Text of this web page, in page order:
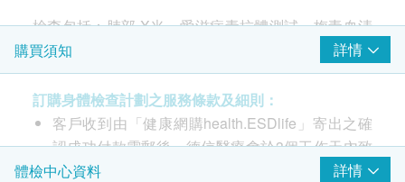
個人健康分析問卷
血液檢查
嗜鹼性白血球
嗜酸性白血球
血色素
紅血球平均血紅素
靜態心電圖
一種常見且無痛的檢查，可快速檢測心臟問題並監測心臟健康
狀況
HK$380.0
幽門螺旋菌抗體
簡單及方便的檢查，檢測在血液中幽門螺旋桿菌抗體
550.0
檢查包括：肺部 X光、愛滋病毒抗體測試、梅毒血清
試驗、小便常規、大便常規、乙型肝炎表面抗原、妊
娠試驗及血液分析。
購買須知 詳情
訂購身體檢查計劃之服務條款及細則：
客戶收到由「健康網購health.ESDlife」寄出之確
認成功付款電郵後，德信醫療會於3個工作天內致
電客人進行預約。
體檢中心資料
詳情